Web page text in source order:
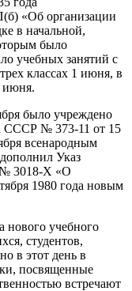
«Об организации
в начальной,
было
учебных занятий с
классах 1 июня, в
июня.
было учреждено
СССР № 373-11 от 15
всенародным
Указ
№ 3018-Х «О
1980 года новым
нового учебного
студентов,
в этот день в
посвященные
встречают